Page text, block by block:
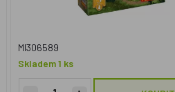
MI306589
Skladem 1 ks